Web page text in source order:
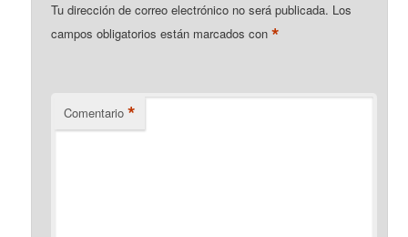
Tu dirección de correo electrónico no será publicada. Los
campos obligatorios están marcados con*
Comentario *